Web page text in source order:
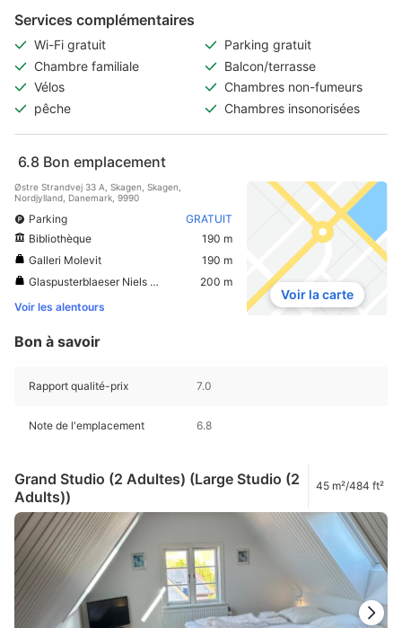
Services complémentaires
Wi-Fi gratuit
Parking gratuit
Chambre familiale
Balcon/terrasse
Vélos
Chambres non-fumeurs
pêche
Chambres insonorisées
6.8 Bon emplacement
Østre Strandvej 33 A, Skagen, Skagen,
Nordjylland, Danemark, 9990
Parking
GRATUIT
Bibliothèque
190 m
Galleri Molevit
190 m
Glaspusterblaeser Niels Chr. Olesen
200 m
Voir les alentours
Voir la carte
Bon à savoir
Rapport qualité-prix 7.0
Note de l'emplacement 6.8
Grand Studio (2 Adultes) (Large Studio (2
Adults))
45 m²/484 ft²